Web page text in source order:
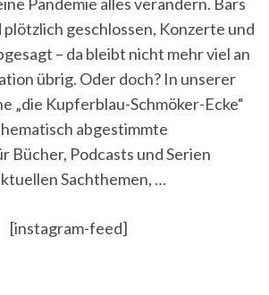
Schmöker-
Ecke:
Science-
Fiction
plötzlich geschlossen, Konzerte und
– da bleibt nicht mehr viel an
übrig. Oder doch? In unserer
„die Kupferblau-Schmöker-Ecke“
abgestimmte
Bücher, Podcasts und Serien
Sachthemen, …
[instagram-feed]